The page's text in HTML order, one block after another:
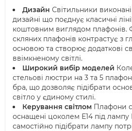
Дизайн Світильники
дизайні що поєднує класичні
коштовним виглядом плафонів.
скляних плафонів контрастує з
основою та створює додаткові
ввімкненому світлі.
Широкий вибір моделей
стельові люстри на 3 та 5
бра, що дозволяє підібрати
світло у єдиному стилі.
Керування світлом Плафони
оснащені цоколем Е14 під
самостійно підібрати лампу